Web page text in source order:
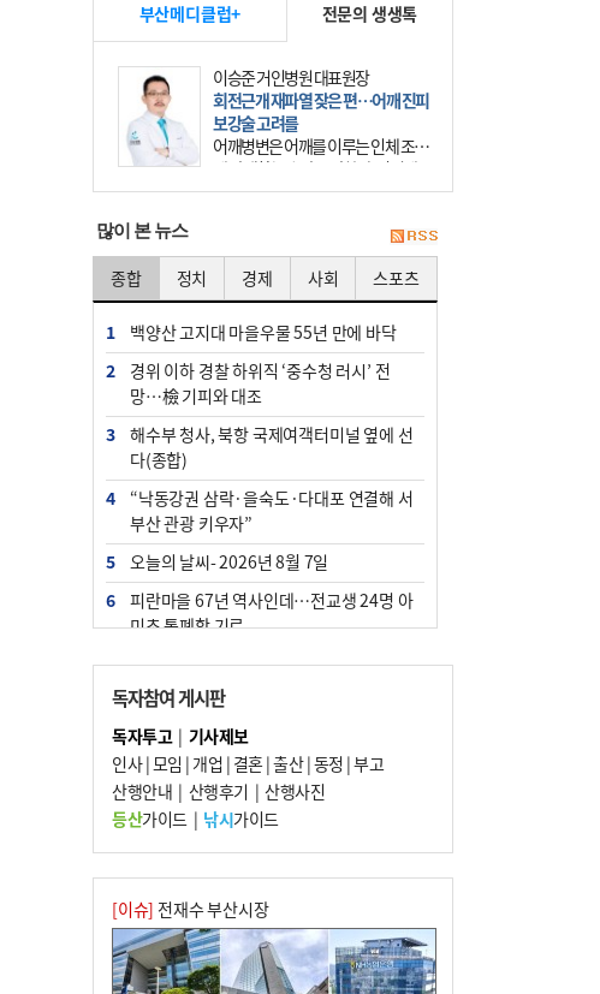
부산메디클럽+ 전문의 생생톡
이승준 거인병원 대표원장
회전근개 재파열 잦은 편…어깨 진피
보강술 고려를
어깨병변은 어깨를 이루는 인체 조직
에 발생하는 손상을 말한다. 여기에
는 오십견과 회전근개 증후군, 어깨
많이 본 뉴스
종합 정치 경제 사회 스포츠
1
백양산 고지대 마을우물 55년 만에 바닥
2
경위 이하 경찰 하위직 ‘중수청 러시’ 전
망…檢 기피와 대조
3
해수부 청사, 북항 국제여객터미널 옆에 선
다(종합)
4
“낙동강권 삼락·을숙도·다대포 연결해 서
부산 관광 키우자”
5
오늘의 날씨- 2026년 8월 7일
6
피란마을 67년 역사인데…전교생 24명 아
미초 통폐합 기로
7
[사설] 해수부 신청사 북항으로 확정, 해양
수도 도약의 전환점
8
부울경 주말부터 비소식…‘극한 폭염’ 한풀
꺾일 듯
9
외국인 선원 ‘인신매매 경유지’ 된 부산…
우려가 현실로
10 르노 못 타는 부산시장…관용차 규정에 막
힌 지역기업 응원
독자참여 게시판
독자투고| 기사제보
인사|모임 | 개업 | 결혼|출산|동정 |부고
산행안내 | 산행후기 | 산행사진
등산가이드| 낚시가이드
[이슈] 전재수 부산시장